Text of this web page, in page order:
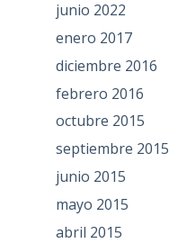
junio 2022
enero 2017
diciembre 2016
febrero 2016
octubre 2015
septiembre 2015
junio 2015
mayo 2015
abril 2015